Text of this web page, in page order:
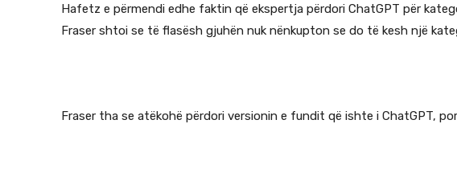
Hafetz e përmendi edhe faktin që ekspertja përdori ChatGPT për
Fraser shtoi se të flasësh gjuhën nuk nënkupton se do të kesh një
Fraser tha se atëkohë përdori versionin e fundit që ishte i ChatGPT,